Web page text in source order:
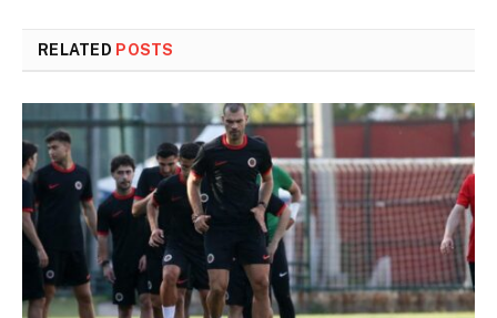
RELATED POSTS